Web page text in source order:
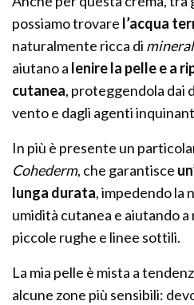
possiamo trovare l’acqua
naturalmente ricca di
aiutano a lenire la pelle e a
cutanea, proteggendola dai
vento e dagli agenti
In più è presente un
Cohederm, che garantisce
lunga durata, impedendo la
umidità cutanea e aiutando
piccole rughe e linee sottili.
La mia pelle è mista a
alcune zone più sensibili: